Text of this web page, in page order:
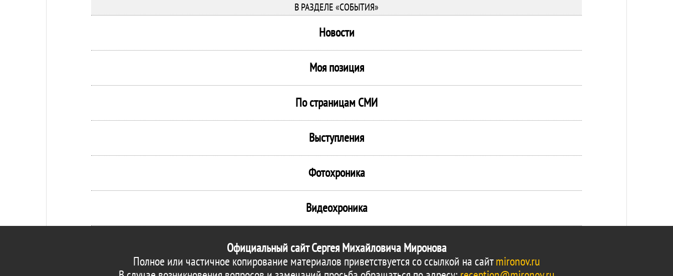
В РАЗДЕЛЕ «СОБЫТИЯ»
Новости
Моя позиция
По страницам СМИ
Выступления
Фотохроника
Видеохроника
Официальный сайт Сергея Михайловича Миронова
Полное или частичное копирование материалов приветствуется со ссылкой на сайтmironov.ru